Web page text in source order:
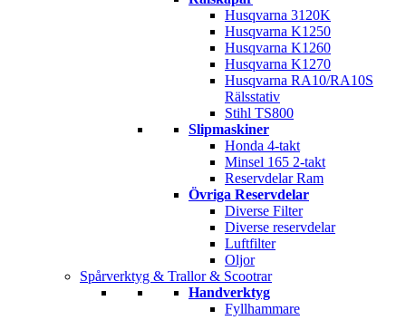
Husqvarna 3120K
Husqvarna K1250
Husqvarna K1260
Husqvarna K1270
Husqvarna RA10/RA10S
Rälsstativ
Stihl TS800
Slipmaskiner
Honda 4-takt
Minsel 165 2-takt
Reservdelar Ram
Övriga Reservdelar
Diverse Filter
Diverse reservdelar
Luftfilter
Oljor
Spårverktyg & Trallor & Scootrar
Handverktyg
Fyllhammare